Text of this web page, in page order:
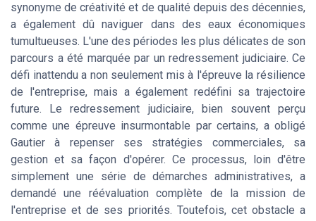
synonyme de créativité et de qualité depuis des décennies,
a également dû naviguer dans des eaux économiques
tumultueuses. L'une des périodes les plus délicates de son
parcours a été marquée par un redressement judiciaire. Ce
défi inattendu a non seulement mis à l'épreuve la résilience
de l'entreprise, mais a également redéfini sa trajectoire
future. Le redressement judiciaire, bien souvent perçu
comme une épreuve insurmontable par certains, a obligé
Gautier à repenser ses stratégies commerciales, sa
gestion et sa façon d'opérer. Ce processus, loin d'être
simplement une série de démarches administratives, a
demandé une réévaluation complète de la mission de
l'entreprise et de ses priorités. Toutefois, cet obstacle a